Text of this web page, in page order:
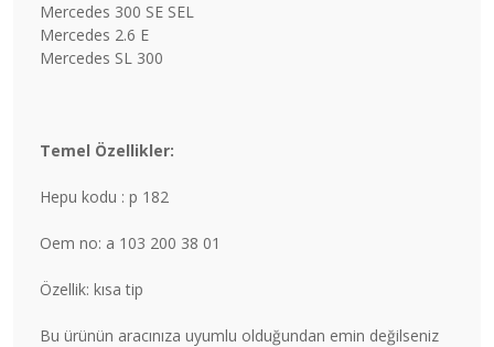
Mercedes 300 SE SEL
Mercedes 2.6 E
Mercedes SL 300
Temel Özellikler:
Hepu kodu : p 182
Oem no: a 103 200 38 01
Özellik: kısa tip
Bu ürünün aracınıza uyumlu olduğundan emin değilseniz